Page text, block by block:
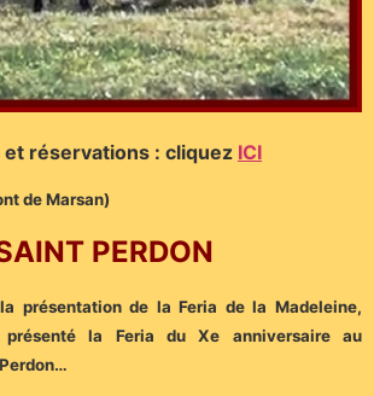
et réservations : cliquez ICI
de Marsan)
PERDON
présentation de la Feria de la Madeleine,
la Feria du Xe anniversaire au